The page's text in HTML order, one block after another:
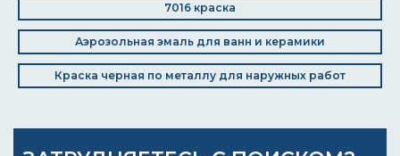
7016 краска
Аэрозольная эмаль для ванн и керамики
Краска черная по металлу для наружных работ